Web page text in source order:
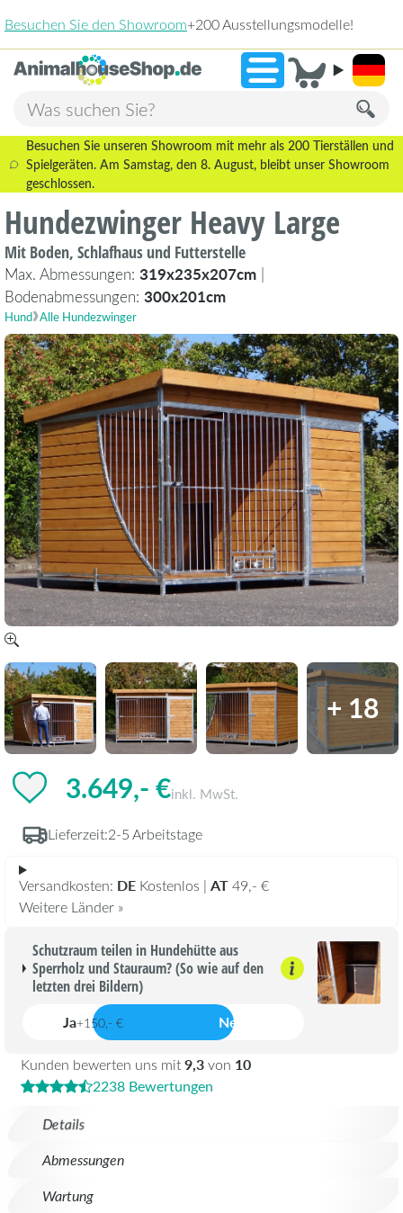
»2.238
Besuchen Sie unseren Showroom mit mehr als 200 Tierställen und
Spielgeräten. Am Samstag, den 8. August, bleibt unser Showroom
geschlossen.
Hundezwinger Heavy Large
Mit Boden, Schlafhaus und Futterstelle
Max. Abmessungen: 319x235x207cm |
Bodenabmessungen: 300x201cm
Hund Alle Hundezwinger
+ 18
Details
Abmessungen
Wartung
3.649,- €inkl. MwSt.
Lieferzeit:2-5 Arbeitstage
Versandkosten: DE Kostenlos | AT49,- €
Weitere Länder »
Kunden bewerten uns mit9,3von 10
2238 Bewertungen
Schutzraum teilen in Hundehütte aus
Sperrholz und Stauraum? (So wie auf den
letzten drei Bildern)
Ja+150,- € Nein